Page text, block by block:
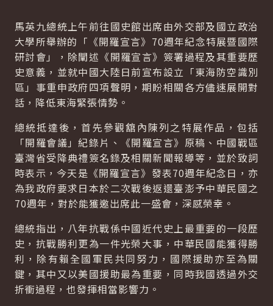
馬英九總統上午前往國史館出席由外交部及國立政治
大學所舉辦的「《開羅宣言》70週年紀念特展暨國際
研討會」，除闡述《開羅宣言》簽署過程及其重要歷
史意義，並就中國大陸日前宣布設立「東海防空識別
區」事重申政府四項聲明，期盼相關各方儘速展開對
話，降低東海緊張情勢。
總統抵達後，首先參觀舘內陳列之特展作品，包括
「開羅會議」紀錄片、《開羅宣言》原稿、中國戰區
臺灣省受降典禮簽名錄及相關新聞報導等，並於致詞
時表示，今天是《開羅宣言》發表70週年紀念日，亦
為我政府要求日本於二次戰後返還臺澎予中華民國之
70週年，對於能獲邀出席此一盛會，深感榮幸。
總統指出，八年抗戰係中國近代史上最重要的一段歷
史，抗戰勝利更為一件光榮大事，中華民國能獲得勝
利，除有賴全國軍民共同努力，國際援助亦至為關
鍵，其中又以美國援助最為重要，同時我國透過外交
折衝過程，也發揮相當影響力。